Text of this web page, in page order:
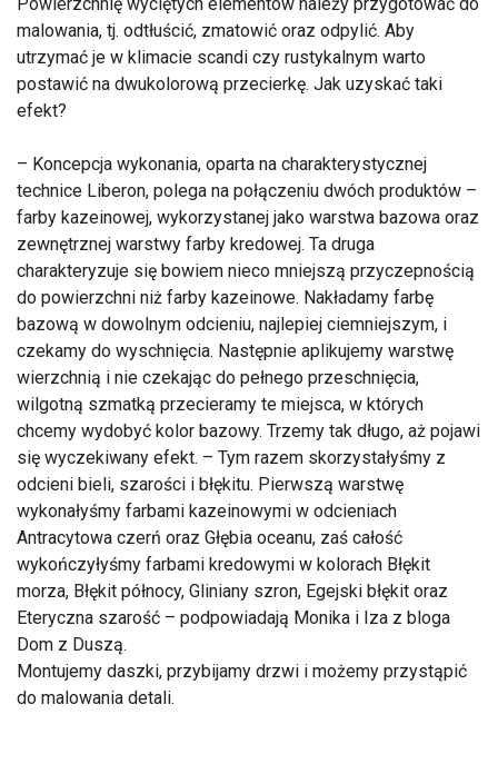
malowania, tj. odtłuścić, zmatowić oraz odpylić. Aby
utrzymać je w klimacie scandi czy rustykalnym warto
postawić na dwukolorową przecierkę. Jak uzyskać taki
efekt?
– Koncepcja wykonania, oparta na charakterystycznej
technice Liberon, polega na połączeniu dwóch produktów –
farby kazeinowej, wykorzystanej jako warstwa bazowa oraz
zewnętrznej warstwy farby kredowej. Ta druga
charakteryzuje się bowiem nieco mniejszą przyczepnością
do powierzchni niż farby kazeinowe. Nakładamy farbę
bazową w dowolnym odcieniu, najlepiej ciemniejszym, i
czekamy do wyschnięcia. Następnie aplikujemy warstwę
wierzchnią i nie czekając do pełnego przeschnięcia,
wilgotną szmatką przecieramy te miejsca, w których
chcemy wydobyć kolor bazowy. Trzemy tak długo, aż pojawi
się wyczekiwany efekt. – Tym razem skorzystałyśmy z
odcieni bieli, szarości i błękitu. Pierwszą warstwę
wykonałyśmy farbami kazeinowymi w odcieniach
Antracytowa czerń oraz Głębia oceanu, zaś całość
wykończyłyśmy farbami kredowymi w kolorach Błękit
morza, Błękit północy, Gliniany szron, Egejski błękit oraz
Eteryczna szarość – podpowiadają Monika i Iza z bloga
Dom z Duszą.
Montujemy daszki, przybijamy drzwi i możemy przystąpić
do malowania detali.